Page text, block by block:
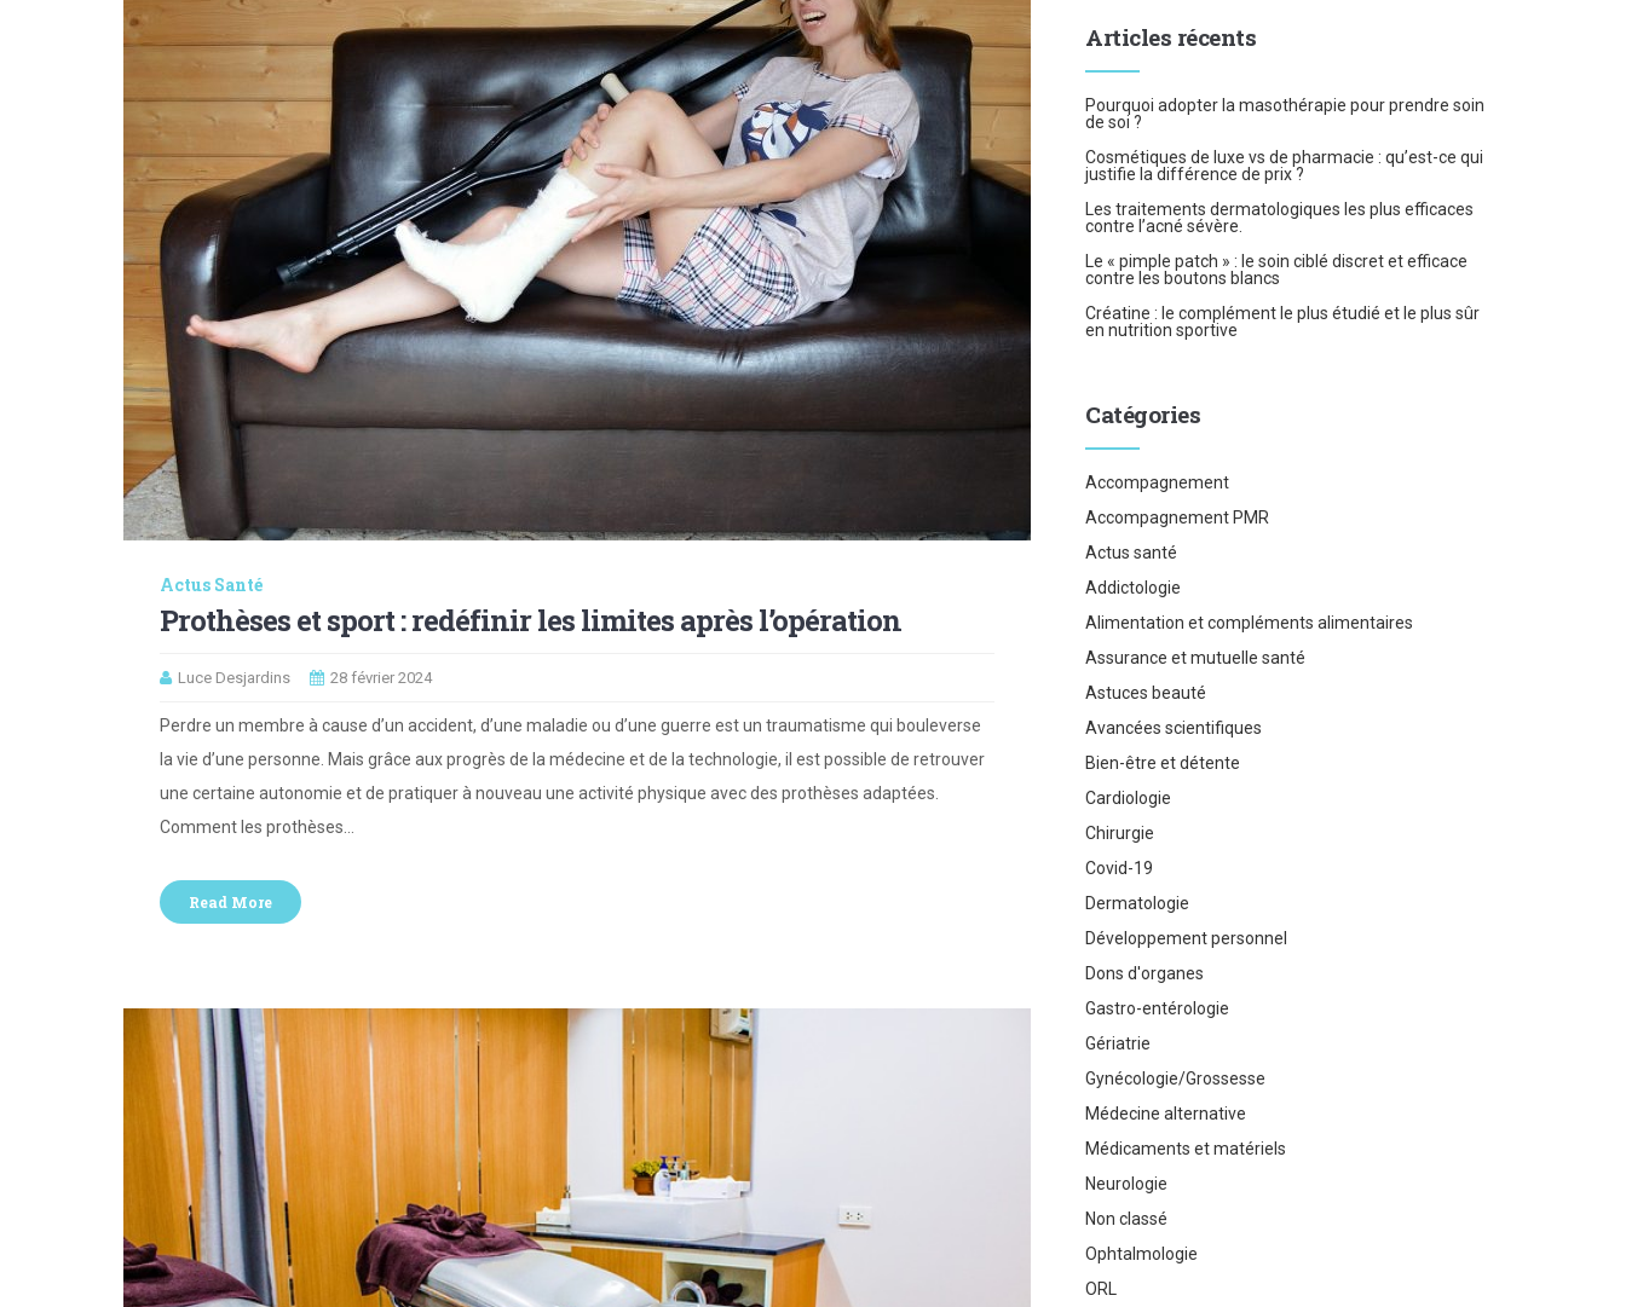
Actus Santé
Prothèses et sport : redéfinir les limites après l’opération
Luce Desjardins 28 février 2024
Perdre un membre à cause d’un accident, d’une maladie ou d’une guerre est un traumatisme qui bouleverse
la vie d’une personne. Mais grâce aux progrès de la médecine et de la technologie, il est possible de retrouver
une certaine autonomie et de pratiquer à nouveau une activité physique avec des prothèses adaptées.
Comment les prothèses…
Read More
Articles récents
Pourquoi adopter la masothérapie pour prendre soin
de soi ?
Cosmétiques de luxe vs de pharmacie : qu’est-ce qui
justifie la différence de prix ?
Les traitements dermatologiques les plus efficaces
contre l’acné sévère.
Le « pimple patch » : le soin ciblé discret et efficace
contre les boutons blancs
Créatine : le complément le plus étudié et le plus sûr
en nutrition sportive
Catégories
Accompagnement
Accompagnement PMR
Actus santé
Addictologie
Alimentation et compléments alimentaires
Assurance et mutuelle santé
Astuces beauté
Avancées scientifiques
Bien-être et détente
Cardiologie
Chirurgie
Covid-19
Dermatologie
Développement personnel
Dons d'organes
Gastro-entérologie
Gériatrie
Gynécologie/Grossesse
Médecine alternative
Médicaments et matériels
Neurologie
Non classé
Ophtalmologie
ORL